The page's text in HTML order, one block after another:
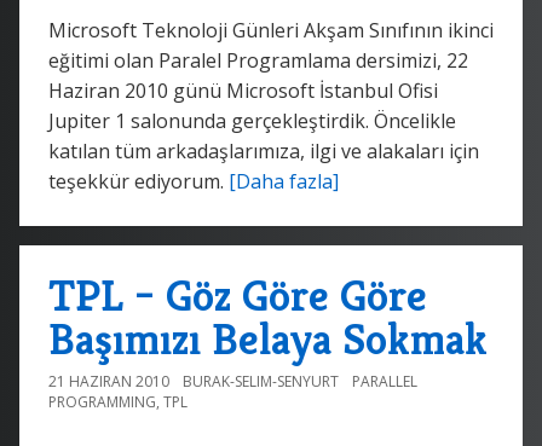
Microsoft Teknoloji Günleri Akşam Sınıfının ikinci
eğitimi olan Paralel Programlama dersimizi, 22
Haziran 2010 günü Microsoft İstanbul Ofisi
Jupiter 1 salonunda gerçekleştirdik. Öncelikle
katılan tüm arkadaşlarımıza, ilgi ve alakaları için
teşekkür ediyorum. [Daha fazla]
TPL – Göz Göre Göre
Başımızı Belaya Sokmak
21 HAZIRAN 2010 BURAK-SELIM-SENYURT
PARALLEL
PROGRAMMING, TPL